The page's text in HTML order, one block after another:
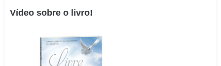
Vídeo sobre o livro!